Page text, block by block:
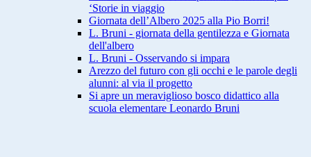
‘Storie in viaggio
Giornata dell’Albero 2025 alla Pio Borri!
L. Bruni - giornata della gentilezza e Giornata
dell'albero
L. Bruni - Osservando si impara
Arezzo del futuro con gli occhi e le parole degli
alunni: al via il progetto
Si apre un meraviglioso bosco didattico alla
scuola elementare Leonardo Bruni